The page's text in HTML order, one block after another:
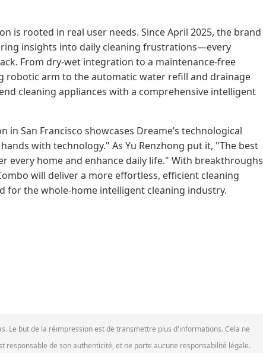
is rooted in real user needs. Since April 2025, the brand
insights into daily cleaning frustrations—every
From dry-wet integration to a maintenance-free
robotic arm to the automatic water refill and drainage
cleaning appliances with a comprehensive intelligent
in San Francisco showcases Dreame’s technological
with technology." As Yu Renzhong put it, "The best
home and enhance daily life." With breakthroughs
will deliver a more effortless, efficient cleaning
for the whole-home intelligent cleaning industry.
Le but de la réimpression est de transmettre plus d'informations. Cela ne
responsable de son authenticité, et ne porte aucune responsabilité légale.